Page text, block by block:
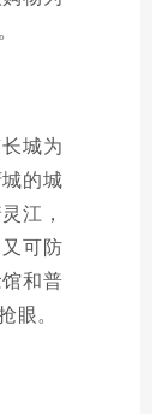
城为
的城
江，
可防
和普
眼。